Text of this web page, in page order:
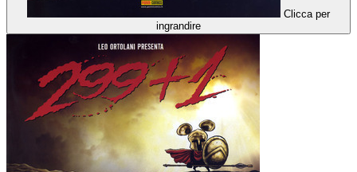
Clicca per
ingrandire